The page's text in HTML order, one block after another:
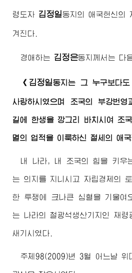
령도자 김정일동지 의 애국헌신의
겨진다.
경애하는 김정은동지께서 는 다
《 김정일동지는 그 누구보다도
사랑하시였으며 조국의 부강번
길에 한생을 깡그리 바치시여 조
멸의 업적을 이룩하신 절세의 애국
내 나라, 내 조국의 힘을 키우
는 의지를 지니시고 자립경제의
한 투쟁에 크나큰 심혈을 기울여
는 나라의 철광석생산기지인 재령
새기시였다.
주체98(2009)년 3월 어느날위